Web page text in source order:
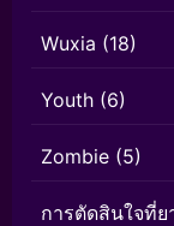
Wuxia (18)
Youth (6)
Zombie (5)
การตัดสินใจที่ย